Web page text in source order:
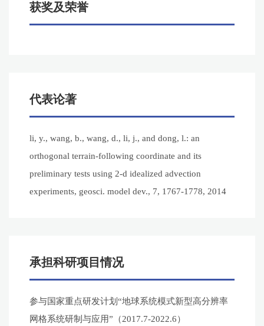
获奖及荣誉
代表论著
li, y., wang, b., wang, d., li, j., and dong, l.: an
orthogonal terrain-following coordinate and its
preliminary tests using 2-d idealized advection
experiments, geosci. model dev., 7, 1767-1778, 2014
承担科研项目情况
参与国家重点研发计划“地球系统模式新型高分辨率
网格系统研制与应用”（2017.7-2022.6）